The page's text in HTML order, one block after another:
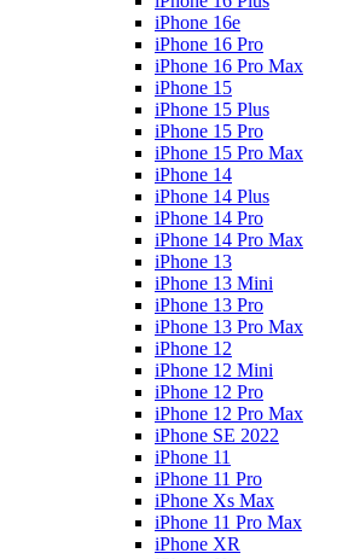
iPhone 16e
iPhone 16 Pro
iPhone 16 Pro Max
iPhone 15
iPhone 15 Plus
iPhone 15 Pro
iPhone 15 Pro Max
iPhone 14
iPhone 14 Plus
iPhone 14 Pro
iPhone 14 Pro Max
iPhone 13
iPhone 13 Mini
iPhone 13 Pro
iPhone 13 Pro Max
iPhone 12
iPhone 12 Mini
iPhone 12 Pro
iPhone 12 Pro Max
iPhone SE 2022
iPhone 11
iPhone 11 Pro
iPhone Xs Max
iPhone 11 Pro Max
iPhone XR